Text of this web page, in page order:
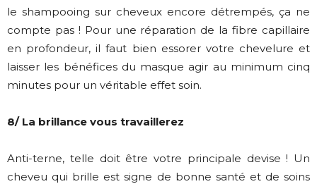
le shampooing sur cheveux encore détrempés, ça ne
compte pas ! Pour une réparation de la fibre capillaire
en profondeur, il faut bien essorer votre chevelure et
laisser les bénéfices du masque agir au minimum cinq
minutes pour un véritable effet soin.
8/ La brillance vous travaillerez
Anti-terne, telle doit être votre principale devise ! Un
cheveu qui brille est signe de bonne santé et de soins